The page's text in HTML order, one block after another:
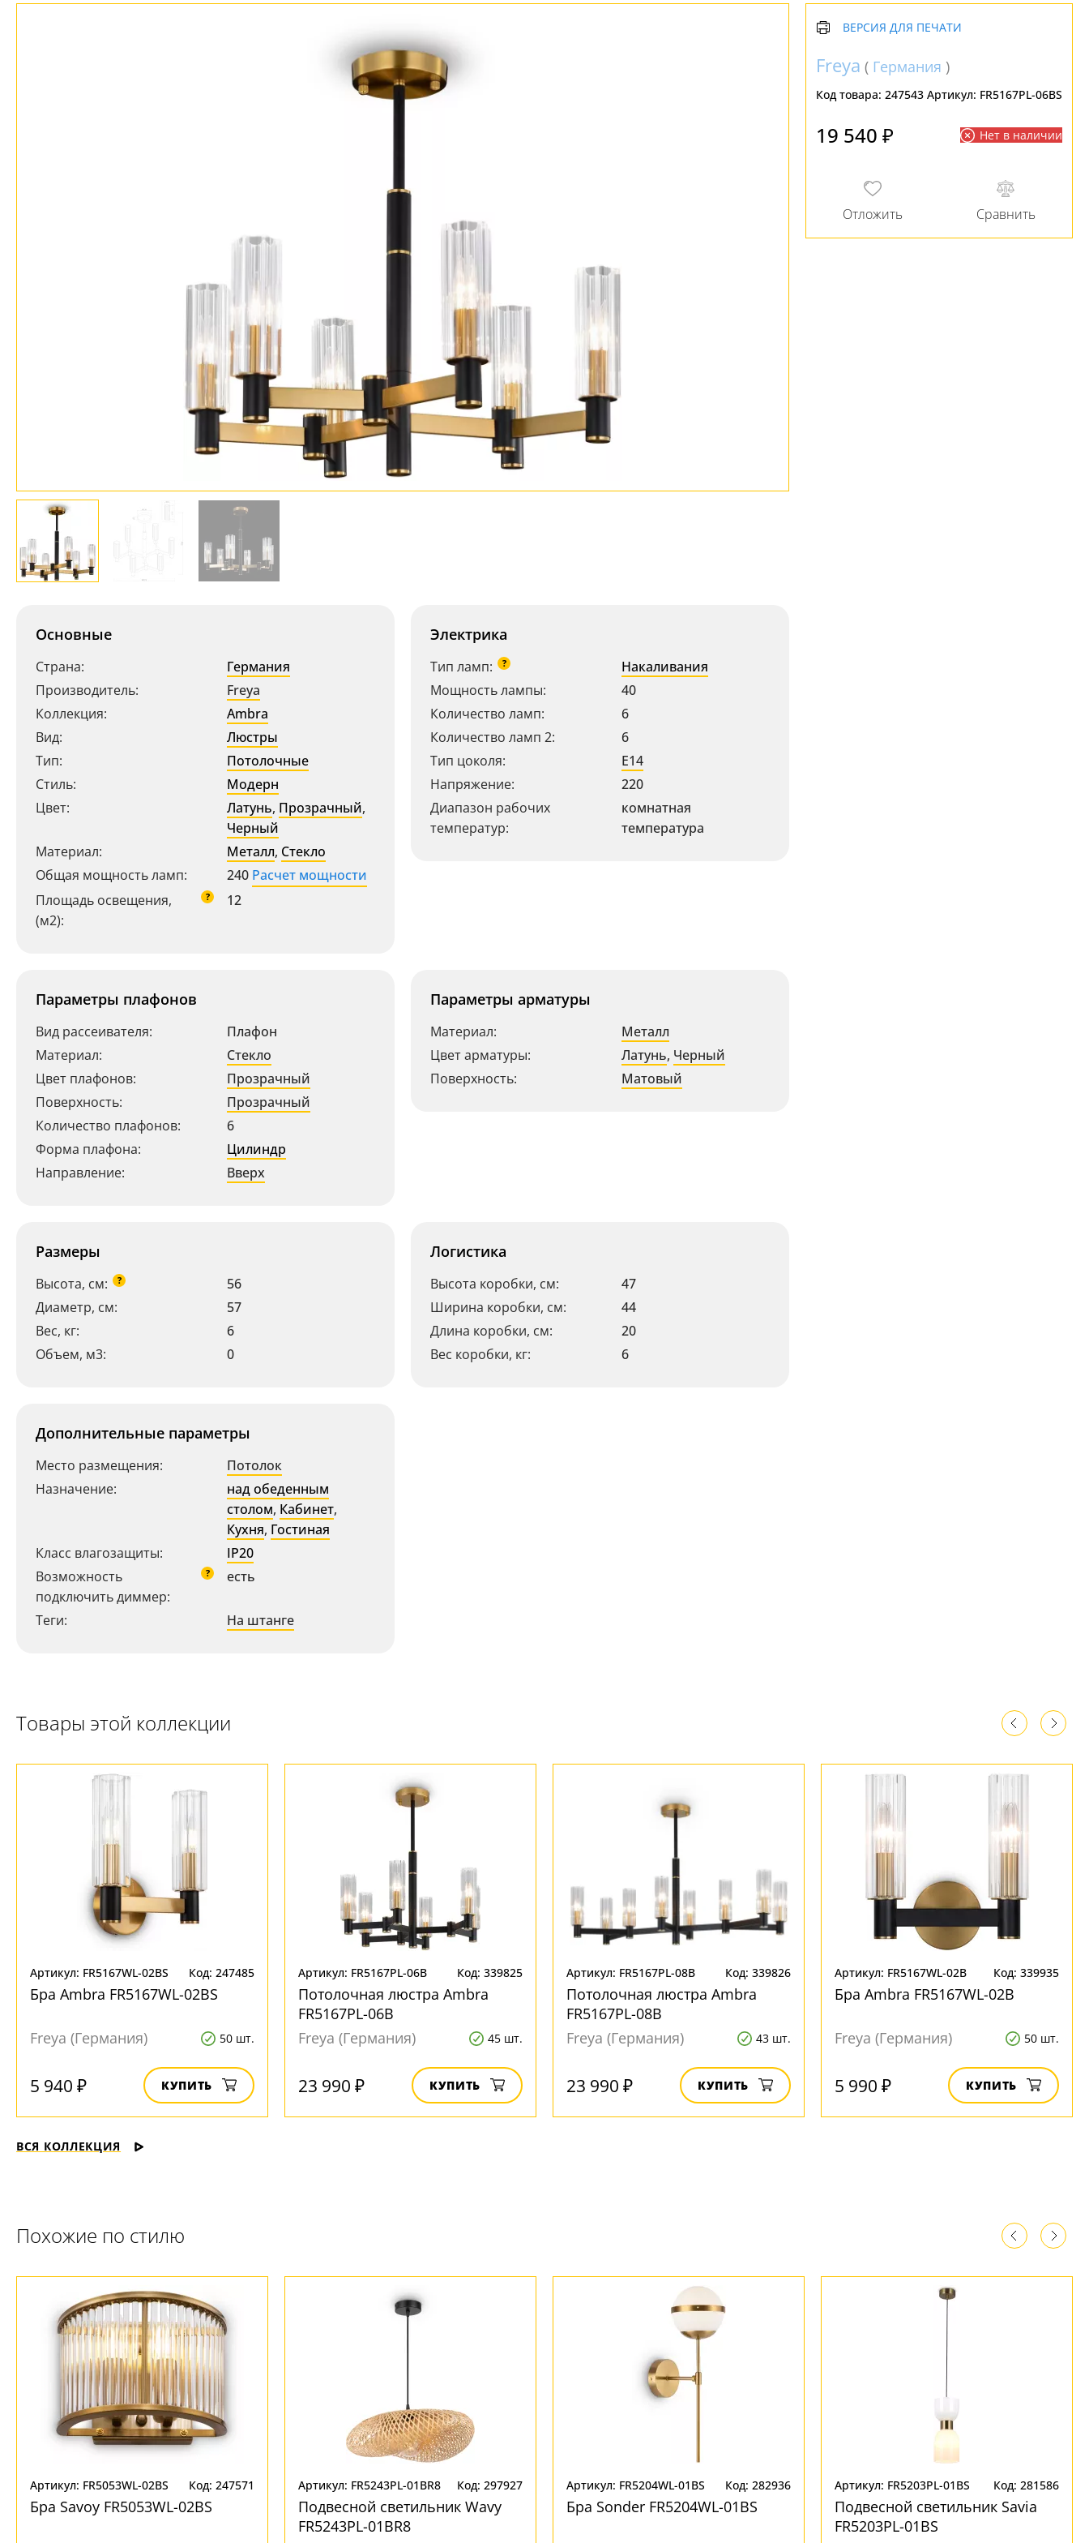
Бренды
Черные
Основные
Страна:
Германия
Производитель:
Freya
Коллекция:
Ambra
Вид:
Люстры
Тип:
Потолочные
Стиль:
Модерн
Цвет:
Латунь, Прозрачный,
Черный
Материал:
Металл, Стекло
Общая мощность ламп:
240 Расчет мощности
Площадь освещения,
(м2):
? 12
Электрика
Тип ламп: ?
Накаливания
Мощность лампы:
40
Количество ламп:
6
Количество ламп 2:
6
Тип цоколя:
E14
Напряжение:
220
Диапазон рабочих
температур:
комнатная
температура
Параметры плафонов
Вид рассеивателя:
Плафон
Материал:
Стекло
Цвет плафонов:
Прозрачный
Поверхность:
Прозрачный
Количество плафонов:
6
Форма плафона:
Цилиндр
Направление:
Вверх
Параметры арматуры
Материал:
Металл
Цвет арматуры:
Латунь, Черный
Поверхность:
Матовый
Размеры
Высота, см: ?
56
Диаметр, см:
57
Вес, кг:
6
Объем, м3:
0
Логистика
Высота коробки, см:
47
Ширина коробки, см:
44
Длина коробки, см:
20
Вес коробки, кг:
6
Дополнительные параметры
Место размещения:
Потолок
Назначение:
над обеденным
столом, Кабинет,
Кухня, Гостиная
Класс влагозащиты:
IP20
Возможность
подключить диммер:
? есть
Теги: На штанге
ВЕРСИЯ ДЛЯ ПЕЧАТИ
Freya ( Германия )
Код товара: 247543 Артикул: FR5167PL-06BS
19 540 ₽ Нет в наличии
Товары этой коллекции
Артикул: FR5167WL-02BS Код: 247485
Бра Ambra FR5167WL-02BS
Freya (Германия) 50 шт.
5 940 ₽ КУПИТЬ
Артикул: FR5167PL-06B Код: 339825
Потолочная люстра Ambra
FR5167PL-06B
Freya (Германия)
45 шт.
23 990 ₽ КУПИТЬ
Артикул: FR5167PL-08B Код: 339826
Потолочная люстра Ambra
FR5167PL-08B
Freya (Германия)
43 шт.
23 990 ₽ КУПИТЬ
Артикул: FR5167WL-02B Код: 339935
Бра Ambra FR5167WL-02B
Freya (Германия) 50 шт.
5 990 ₽ КУПИТЬ
ВСЯ КОЛЛЕКЦИЯ
Похожие по стилю
Артикул: FR5053WL-02BS Код: 247571
Бра Savoy FR5053WL-02BS
Артикул: FR5243PL-01BR8 Код: 297927
Подвесной светильник Wavy
FR5243PL-01BR8
Артикул: FR5204WL-01BS Код: 282936
Бра Sonder FR5204WL-01BS
Артикул: FR5203PL-01BS Код: 281586
Подвесной светильник Savia
FR5203PL-01BS